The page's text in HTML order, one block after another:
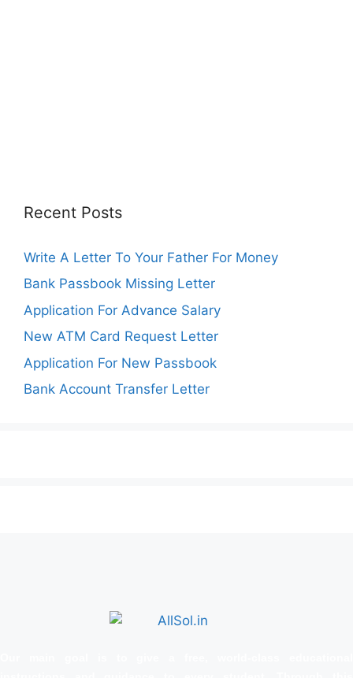
Recent Posts
Write A Letter To Your Father For Money
Bank Passbook Missing Letter
Application For Advance Salary
New ATM Card Request Letter
Application For New Passbook
Bank Account Transfer Letter